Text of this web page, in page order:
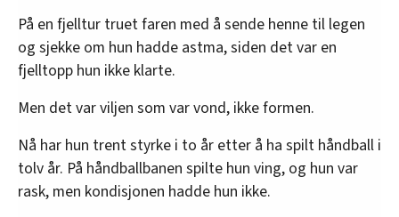
På en fjelltur truet faren med å sende henne til legen
og sjekke om hun hadde astma, siden det var en
fjelltopp hun ikke klarte.
Men det var viljen som var vond, ikke formen.
Nå har hun trent styrke i to år etter å ha spilt håndball i
tolv år. På håndballbanen spilte hun ving, og hun var
rask, men kondisjonen hadde hun ikke.